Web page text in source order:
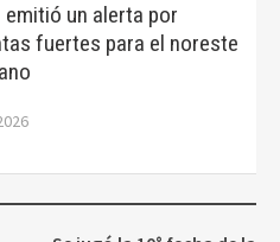
emitió un alerta por
fuertes para el noreste